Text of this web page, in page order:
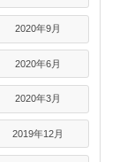
2020年9月
2020年6月
2020年3月
2019年12月